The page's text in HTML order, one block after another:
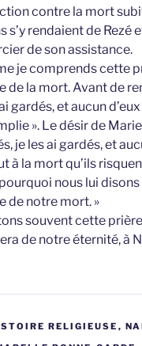
contre la mort
s’y rendaient de
de son assistance.
je comprends cette
de la mort. Avant de
gardés, et aucun
». Le désir de
je les ai gardés, et
à la mort qu’ils
nous lui
de notre mort. »
souvent cette
de notre éternité, à
RELIGIEUSE ,